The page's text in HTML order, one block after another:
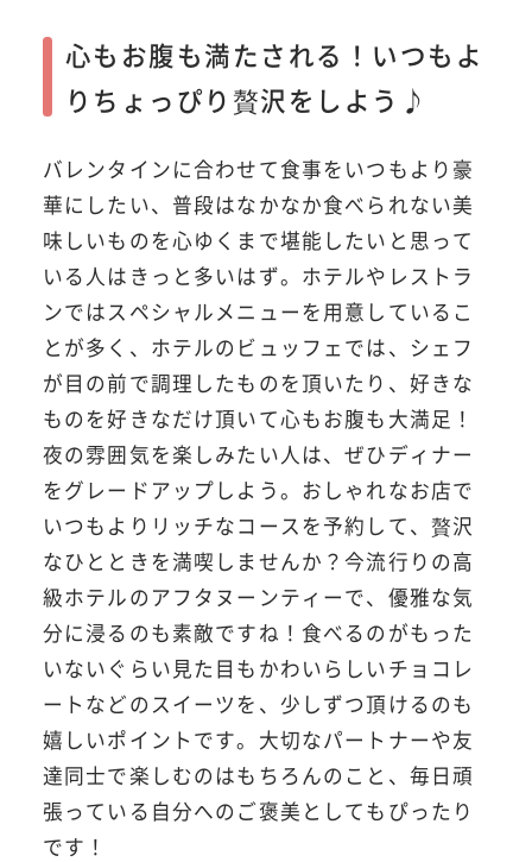
心もお腹も満たされる！いつもよ
りちょっぴり贅沢をしよう♪
バレンタインに合わせて食事をいつもより豪
華にしたい、普段はなかなか食べられない美
味しいものを心ゆくまで堪能したいと思って
いる人はきっと多いはず。ホテルやレストラ
ンではスペシャルメニューを用意しているこ
とが多く、ホテルのビュッフェでは、シェフ
が目の前で調理したものを頂いたり、好きな
ものを好きなだけ頂いて心もお腹も大満足！
夜の雰囲気を楽しみたい人は、ぜひディナー
をグレードアップしよう。おしゃれなお店で
いつもよりリッチなコースを予約して、贅沢
なひとときを満喫しませんか？今流行りの高
級ホテルのアフタヌーンティーで、優雅な気
分に浸るのも素敵ですね！食べるのがもった
いないぐらい見た目もかわいらしいチョコレ
ートなどのスイーツを、少しずつ頂けるのも
嬉しいポイントです。大切なパートナーや友
達同士で楽しむのはもちろんのこと、毎日頑
張っている自分へのご褒美としてもぴったり
です！